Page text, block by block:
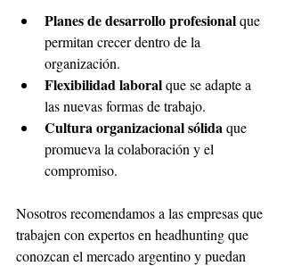
Planes de desarrollo profesional que
permitan crecer dentro de la
organización.
Flexibilidad laboral que se adapte a
las nuevas formas de trabajo.
Cultura organizacional sólida que
promueva la colaboración y el
compromiso.
Nosotros recomendamos a las empresas que
trabajen con expertos en headhunting que
conozcan el mercado argentino y puedan